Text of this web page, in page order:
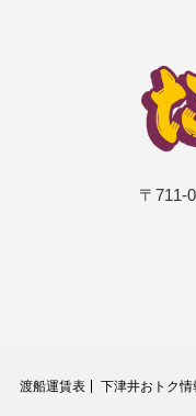
〒711-
渡船運賃表 下津井おトク情